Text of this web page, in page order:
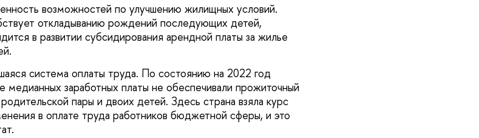
возможностей по улучшению жилищных условий.
откладыванию рождений последующих детей,
в развитии субсидирования арендной платы за жилье
система оплаты труда. По состоянию на 2022 год
медианных заработных платы не обеспечивали прожиточный
пары и двоих детей. Здесь страна взяла курс
в оплате труда работников бюджетной сферы, и это